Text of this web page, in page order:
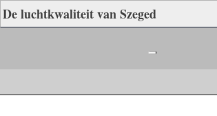
De luchtkwaliteit van Szeged
-